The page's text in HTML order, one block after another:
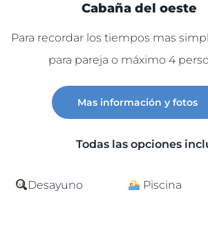
Cabaña del oeste
Para recordar los tiempos mas
para pareja o máximo 4
Mas información y fotos
Todas las opciones
Desayuno Piscina